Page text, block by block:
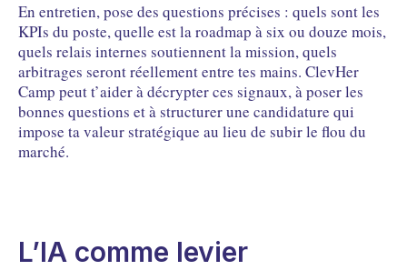
En entretien, pose des questions précises : quels sont les
KPIs du poste, quelle est la roadmap à six ou douze mois,
quels relais internes soutiennent la mission, quels
arbitrages seront réellement entre tes mains. ClevHer
Camp peut t’aider à décrypter ces signaux, à poser les
bonnes questions et à structurer une candidature qui
impose ta valeur stratégique au lieu de subir le flou du
marché.
L’IA comme levier